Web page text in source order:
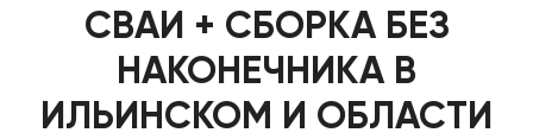
СВАИ + СБОРКА БЕЗ
НАКОНЕЧНИКА В
ИЛЬИНСКОМ И ОБЛАСТИ